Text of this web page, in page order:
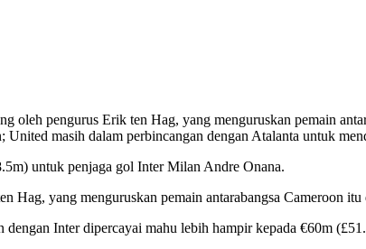
oleh pengurus Erik ten Hag, yang menguruskan pemain
masih dalam perbincangan dengan Atalanta untuk
untuk penjaga gol Inter Milan Andre Onana.
Hag, yang menguruskan pemain antarabangsa Cameroon
Inter dipercayai mahu lebih hampir kepada €60m